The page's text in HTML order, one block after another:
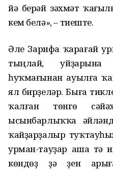
йә берәй зәхмәт
кем белә», – тиеште.
Әле Зарифа ҡарағай
тыңлай,
һуҡмағынан ауылға
ял бирҙеләр. Быға
ҡалған төнгө
ысынбарлыҡҡа
ҡайҙарҙалыр
урман-тауҙар аша үтә
көндөҙ ҙә үҙен